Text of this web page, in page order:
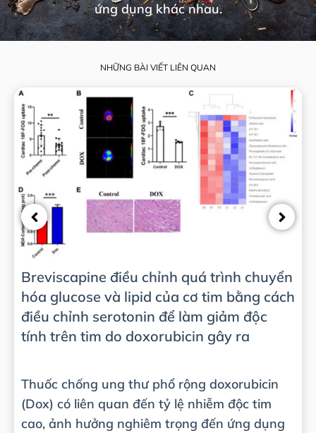
ứng dụng khác nhau.
NHỮNG BÀI VIẾT LIÊN QUAN
Breviscapine điều chỉnh quá trình chuyển
hóa glucose và lipid của cơ tim bằng cách
điều chỉnh serotonin để làm giảm độc
tính trên tim do doxorubicin gây ra
Thuốc chống ung thư phổ rộng doxorubicin
(Dox) có liên quan đến tỷ lệ nhiễm độc tim
cao, ảnh hưởng nghiêm trọng đến ứng dụng